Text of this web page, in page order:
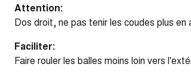
Attention:
Dos droit, ne pas tenir les coudes plus
Faciliter:
Faire rouler les balles moins loin vers